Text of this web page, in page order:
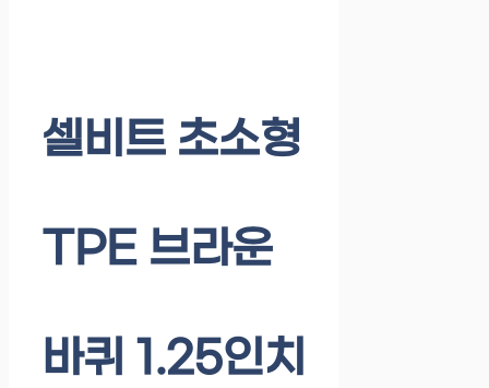
셀비트 초소형
TPE 브라운
바퀴 1.25인치